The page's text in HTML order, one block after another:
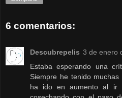
6 comentarios:
Descubrepelis 3 de enero
Estaba esperando una
Siempre he tenido
ha ido en aumento al ir